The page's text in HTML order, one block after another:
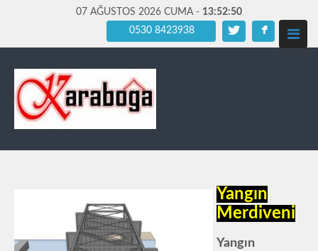
07 AĞUSTOS 2026 CUMA - 13:52:52
0530 8423938
Yangın
Merdiveni
Yangın